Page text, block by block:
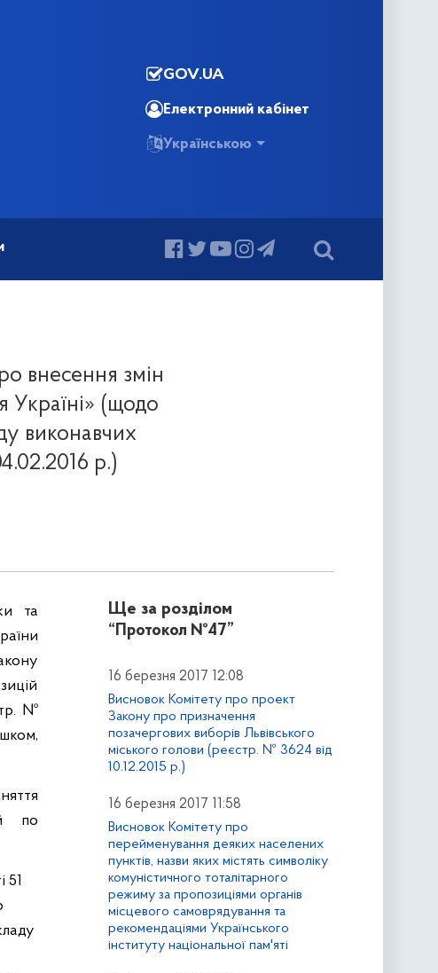
GOV.UA
Електронний кабінет
Українською
внесення змін
Україні» (щодо
виконавчих
р.)
та
№
по
51
Ще за розділом
“Протокол №47”
16 березня 2017 12:08
Висновок Комітету про проект
Закону про призначення
позачергових виборів Львівського
міського голови (реєстр. № 3624 від
10.12.2015 р.)
16 березня 2017 11:58
Висновок Комітету про
перейменування деяких населених
пунктів, назви яких містять символіку
комуністичного тоталітарного
режиму за пропозиціями органів
місцевого самоврядування та
рекомендаціями Українського
інституту національної пам'яті